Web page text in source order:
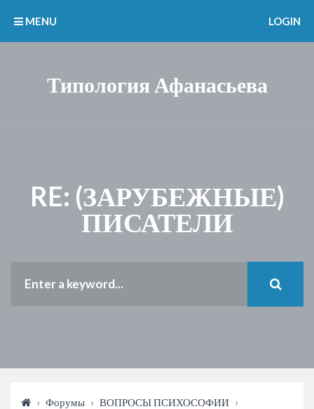
Типология Афанасьева
MENU LOGIN
RE: (ЗАРУБЕЖНЫЕ)
ПИСАТЕЛИ
› Форумы › ВОПРОСЫ ПСИХОСОФИИ ›